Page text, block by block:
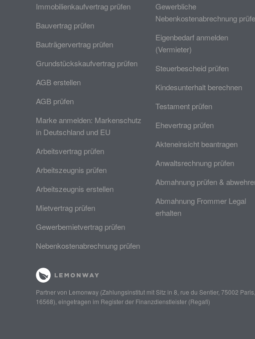
Immobilienkaufvertrag prüfen
Bauvertrag prüfen
Bauträgervertrag prüfen
Grundstückskaufvertrag prüfen
AGB erstellen
AGB prüfen
Marke anmelden: Markenschutz
in Deutschland und EU
Arbeitsvertrag prüfen
Arbeitszeugnis prüfen
Arbeitszeugnis erstellen
Mietvertrag prüfen
Gewerbemietvertrag prüfen
Nebenkostenabrechnung prüfen
Gewerbliche
Nebenkostenabrechnung
Eigenbedarf anmelden
(Vermieter)
Steuerbescheid prüfen
Kindesunterhalt berechnen
Testament prüfen
Ehevertrag prüfen
Akteneinsicht beantragen
Anwaltsrechnung prüfen
Abmahnung prüfen &
Abmahnung Frommer Legal
erhalten
Partner von Lemonway (Zahlungsinstitut mit Sitz in 8, rue du Sentier, 75002
16568), eingetragen im Register der Finanzdienstleister (Regafi)